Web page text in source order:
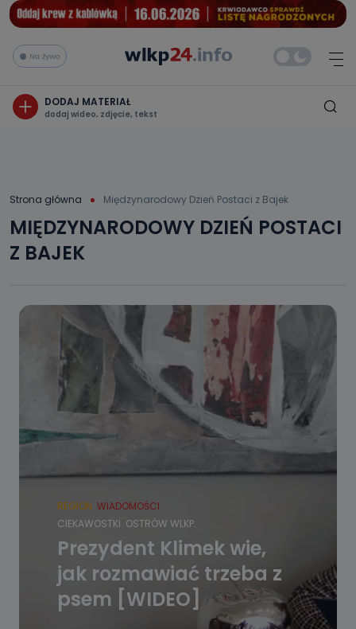
Na żywo
DODAJ MATERIAŁ
dodaj wideo, zdjęcie, tekst
Strona główna Międzynarodowy Dzień Postaci z Bajek
MIĘDZYNARODOWY DZIEŃ POSTACI
Z BAJEK
REGION WIADOMOŚCI
CIEKAWOSTKI OSTRÓW WLKP.
Prezydent Klimek wie,
jak rozmawiać trzeba z
psem [WIDEO]